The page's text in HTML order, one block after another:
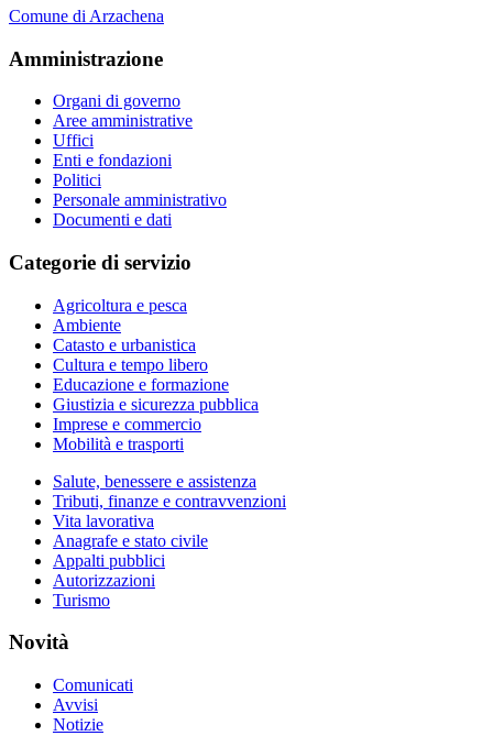
Comune di Arzachena
Amministrazione
Organi di governo
Aree amministrative
Uffici
Enti e fondazioni
Politici
Personale amministrativo
Documenti e dati
Categorie di servizio
Agricoltura e pesca
Ambiente
Catasto e urbanistica
Cultura e tempo libero
Educazione e formazione
Giustizia e sicurezza pubblica
Imprese e commercio
Mobilità e trasporti
Salute, benessere e assistenza
Tributi, finanze e contravvenzioni
Vita lavorativa
Anagrafe e stato civile
Appalti pubblici
Autorizzazioni
Turismo
Novità
Comunicati
Avvisi
Notizie